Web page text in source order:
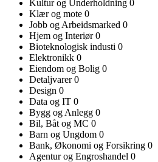
Kultur og Underholdning 0
Klær og mote 0
Jobb og Arbeidsmarked 0
Hjem og Interiør0
Bioteknologisk industi 0
Elektronikk 0
Eiendom og Bolig 0
Detaljvarer0
Design 0
Data og IT 0
Bygg og Anlegg 0
Bil, Båt og MC 0
Barn og Ungdom 0
Bank, Økonomi og Forsikring 0
Agentur og Engroshandel 0